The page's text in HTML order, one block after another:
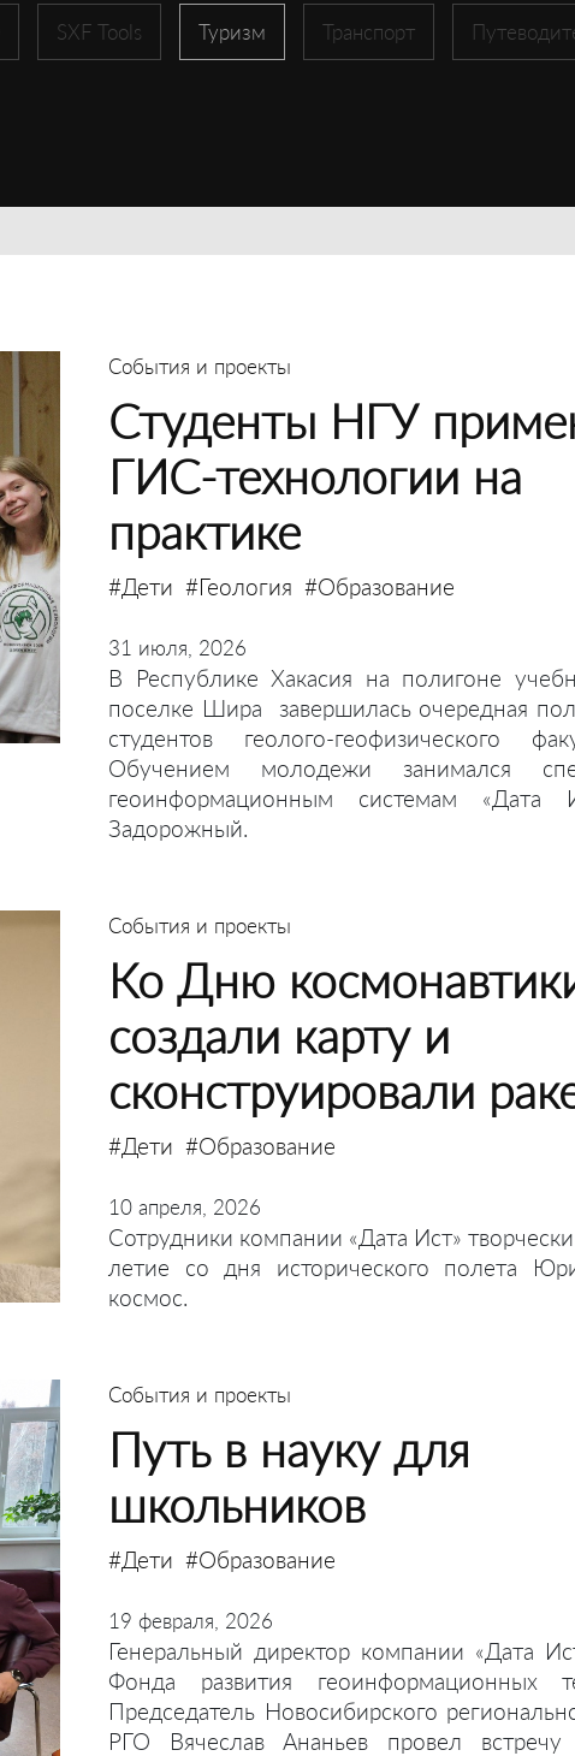
SXF Tools Туризм Транспорт
События и проекты
Студенты НГУ
ГИС-технологии на
практике
#Дети #Геология #Образование
31 июля, 2026
В Республике Хакасия на полигоне
поселке Шира завершилась очередная
студентов геолого-геофизического
Обучением молодежи занимался
геоинформационным системам «Дата
Задорожный.
События и проекты
Ко Дню
создали карту и
сконструировали
#Дети #Образование
10 апреля, 2026
Сотрудники компании «Дата Ист»
летие со дня исторического полета
космос.
События и проекты
Путь в науку для
школьников
#Дети #Образование
19 февраля, 2026
Генеральный директор компании «Дата
Фонда развития геоинформационных
Председатель Новосибирского
РГО Вячеслав Ананьев провел